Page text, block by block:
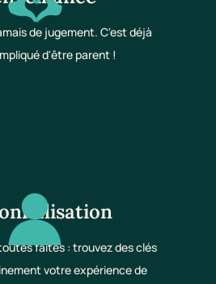
de jugement. C'est déjà
d'être parent !
faites : trouvez des clés
votre expérience de